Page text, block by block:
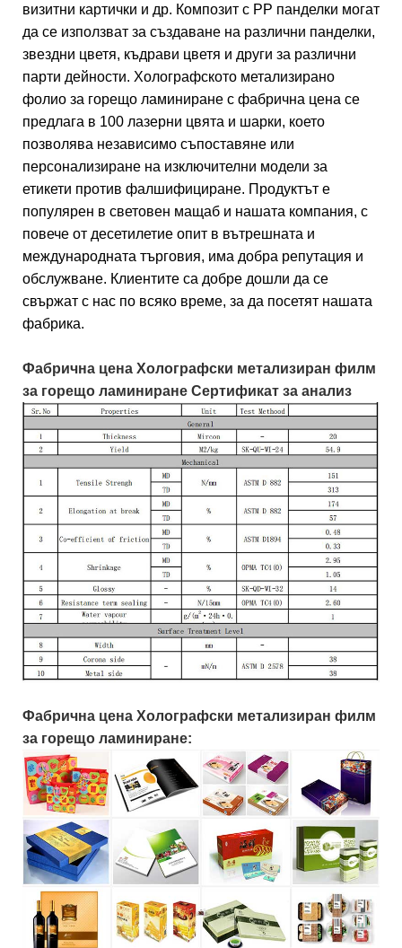
визитни картички и др. Композит с PP панделки могат
да се използват за създаване на различни панделки,
звездни цветя, къдрави цветя и други за различни
парти дейности. Холографското метализирано
фолио за горещо ламиниране с фабрична цена се
предлага в 100 лазерни цвята и шарки, което
позволява независимо съпоставяне или
персонализиране на изключителни модели за
етикети против фалшифициране. Продуктът е
популярен в световен мащаб и нашата компания, с
повече от десетилетие опит в вътрешната и
международната търговия, има добра репутация и
обслужване. Клиентите са добре дошли да се
свържат с нас по всяко време, за да посетят нашата
фабрика.
Фабрична цена Холографски метализиран филм
за горещо ламиниране Сертификат за анализ
Фабрична цена Холографски метализиран филм
за горещо ламиниране: